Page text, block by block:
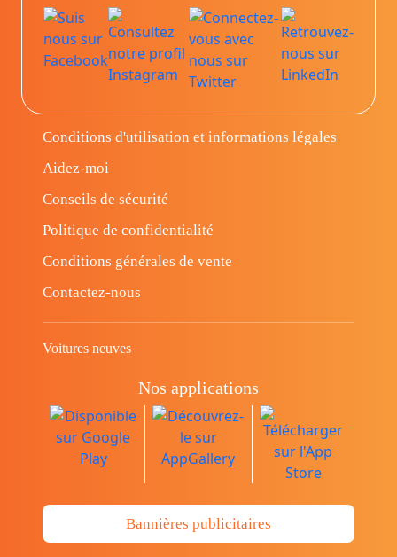
Conditions d'utilisation et informations légales
Aidez-moi
Conseils de sécurité
Politique de confidentialité
Conditions générales de vente
Contactez-nous
Voitures neuves
Nos applications
Bannières publicitaires